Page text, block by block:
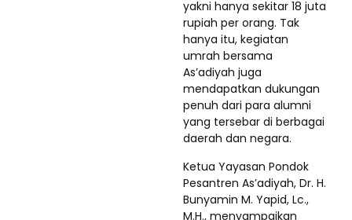
yakni hanya sekitar 18 juta
rupiah per orang. Tak
hanya itu, kegiatan
umrah bersama
As’adiyah juga
mendapatkan dukungan
penuh dari para alumni
yang tersebar di berbagai
daerah dan negara.
Ketua Yayasan Pondok
Pesantren As’adiyah, Dr. H.
Bunyamin M. Yapid, Lc.,
M.H., menyampaikan